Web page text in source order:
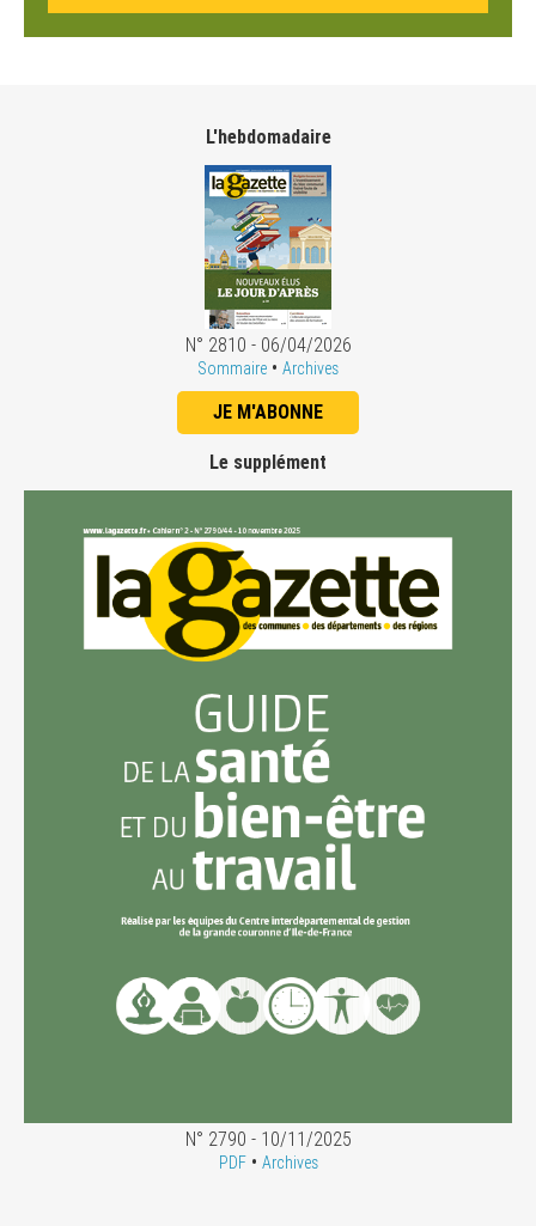
L'hebdomadaire
N° 2810 - 06/04/2026
Sommaire • Archives
JE M'ABONNE
Le supplément
N° 2790 - 10/11/2025
PDF• Archives